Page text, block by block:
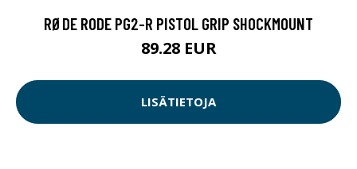
RØDE RODE PG2-R PISTOL GRIP SHOCKMOUNT
89.28 EUR
LISÄTIETOJA